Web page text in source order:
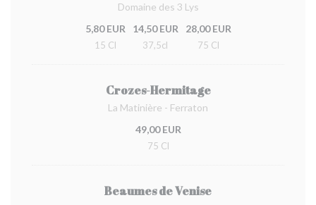
Domaine des 3 Lys
5,80 EUR
15 Cl
14,50 EUR
37,5cl
28,00 EUR
75 Cl
Crozes-Hermitage
La Matinière - Ferraton
49,00 EUR
75 Cl
Beaumes de Venise